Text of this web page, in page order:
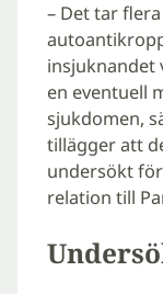
– Det tar
insjuknandet
en eventuell
sjukdomen,
tillägger att
undersökt
relation till